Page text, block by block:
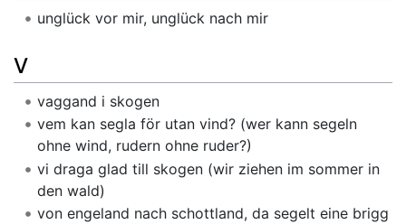
unglück vor mir, unglück nach mir
V
vaggand i skogen
vem kan segla för utan vind? (wer kann segeln
ohne wind, rudern ohne ruder?)
vi draga glad till skogen (wir ziehen im sommer in
den wald)
von engeland nach schottland, da segelt eine brigg